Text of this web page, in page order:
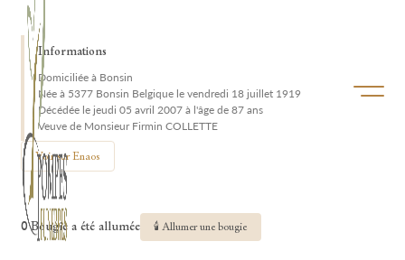
Ouvrir/
Informations
Domiciliée à Bonsin
Née à 5377 Bonsin Belgique le vendredi 18 juillet 1919
Décédée le jeudi 05 avril 2007 à l'âge de 87 ans
Veuve de Monsieur Firmin COLLETTE
Voir sur Enaos
0 Bougie a été allumée 🕯 Allumer une bougie